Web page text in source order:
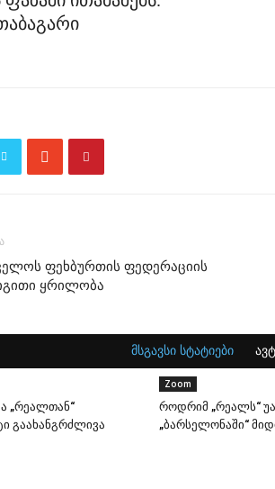
ფეხბურთის ფედერაციის
ყრილობა
მსგავსი სტატიები
„რეალთან“
გაახანგრძლივა
Zoom
როდრიმ „რეალს“
„ბარსელონაში“